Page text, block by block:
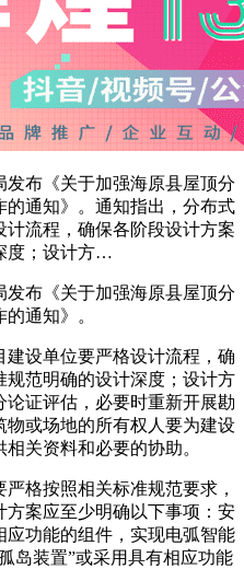
布《关于加强海原县屋顶分
通知》。通知指出，分布式
流程，确保各阶段设计方案
度；设计方…
布《关于加强海原县屋顶分
通知》。
设单位要严格设计流程，确
范明确的设计深度；设计方
证评估，必要时重新开展勘
或场地的所有权人要为建设
关资料和必要的协助。
格按照相关标准规范要求，
案应至少明确以下事项：安
功能的组件，实现电弧智能
岛装置”或采用具有相应功能